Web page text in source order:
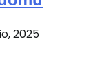
2025